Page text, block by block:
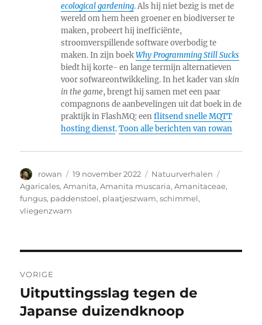
ecological gardening. Als hij niet bezig is met de
wereld om hem heen groener en biodiverser te
maken, probeert hij inefficiënte,
stroomverspillende software overbodig te
maken. In zijn boekWhy Programming Still Sucks
biedt hij korte- en lange termijn alternatieven
voor sofwareontwikkeling. In het kader vanskin
in the game, brengt hij samen met een paar
compagnons de aanbevelingen uit dat boek in de
praktijk in FlashMQ: eenflitsend snelle MQTT
hosting dienst.Toon alle berichten van rowan
Auteur
rowan
Geplaatst
op
19 november 2022 Categorieën
Natuurverhalen
Agaricales,Amanita,Amanita muscaria,Amanitaceae,
fungus, paddenstoel, plaatjeszwam,schimmel,
vliegenzwam
navigatie
VORIGE
Vorig
bericht:
Uitputtingsslag tegen de
Japanse duizendknoop